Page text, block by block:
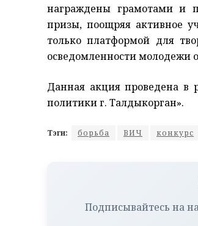
награждены грамотами и
призы, поощряя активное
только платформой для
осведомленности молодежи
Данная акция проведена в
политики г. Талдыкорган».
Тэги: борьба ВИЧ конкурс
Подписывайтесь на